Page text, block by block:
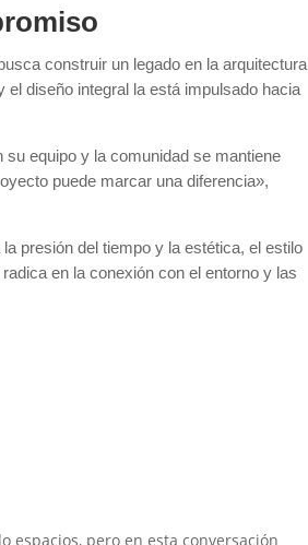
construir un legado en la arquitectura
el diseño integral la está impulsado hacia
equipo y la comunidad se mantiene
puede marcar una diferencia»,
presión del tiempo y la estética, el estilo
en la conexión con el entorno y las
espacios, pero en esta conversación